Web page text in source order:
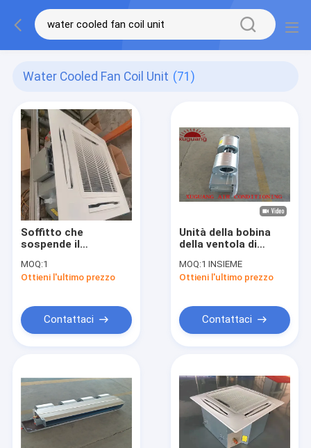
Water Cooled Fan Coil Unit (71)
Soffitto che
sospende il
raffreddato FCU
220V della cassetta
MOQ:1
Ottieni l'ultimo prezzo
Contattaci
Unità della bobina
della ventola di
dell'acqua celata
soffitto di HVAC FCU
centrifughi
MOQ:1 INSIEME
Ottieni l'ultimo prezzo
Contattaci